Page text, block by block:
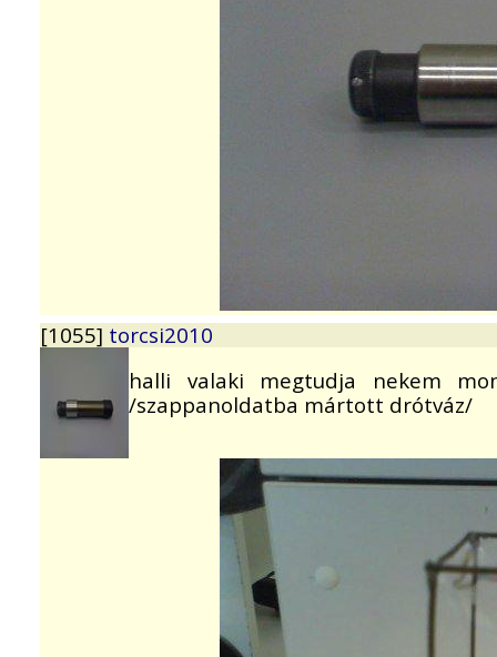
[1055] torcsi2010
halli valaki megtudja nekem
/szappanoldatba mártott drótváz/